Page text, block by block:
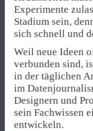
Experimente
Stadium sein,
sich schnell und
Weil neue Ideen
verbunden sind,
in der täglichen
im
Designern und
sein Fachwissen
entwickeln.